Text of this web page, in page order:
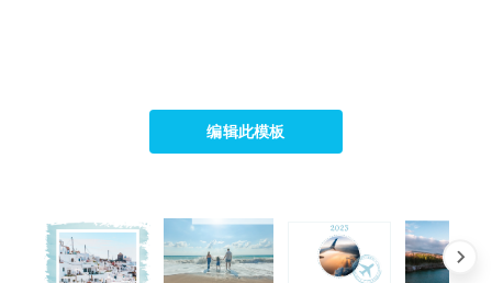
编辑此模板